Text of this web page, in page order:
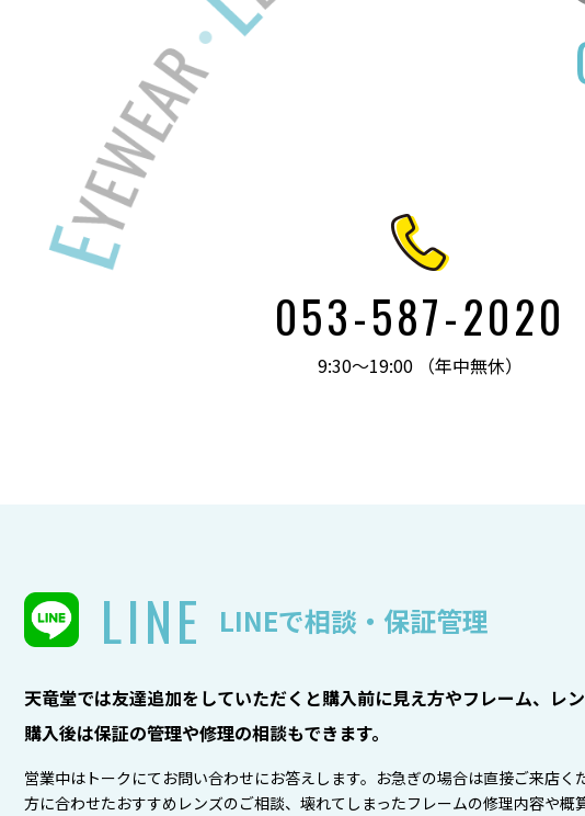
053-587-2020
9:30～19:00 （年中無休）
LINE LINEで相談・保証管理
天竜堂では友達追加をしていただくと購入前に見え方やフレーム、レ
購入後は保証の管理や修理の相談もできます。
営業中はトークにてお問い合わせにお答えします。お急ぎの場合は直接ご来店
方に合わせたおすすめレンズのご相談、壊れてしまったフレームの修理内容や